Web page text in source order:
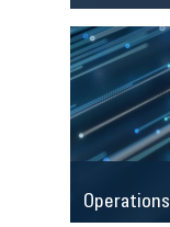
Operations